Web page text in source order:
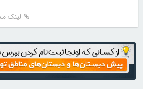
لینک